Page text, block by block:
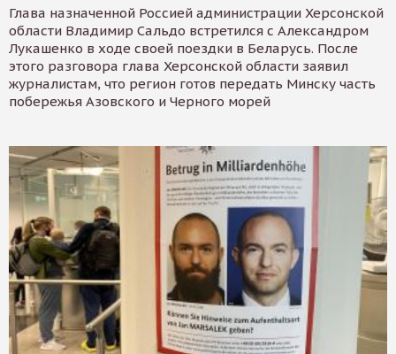
Глава назначенной Россией администрации Херсонской
области Владимир Сальдо встретился с Александром
Лукашенко в ходе своей поездки в Беларусь. После
этого разговора глава Херсонской области заявил
журналистам, что регион готов передать Минску часть
побережья Азовского и Черного морей